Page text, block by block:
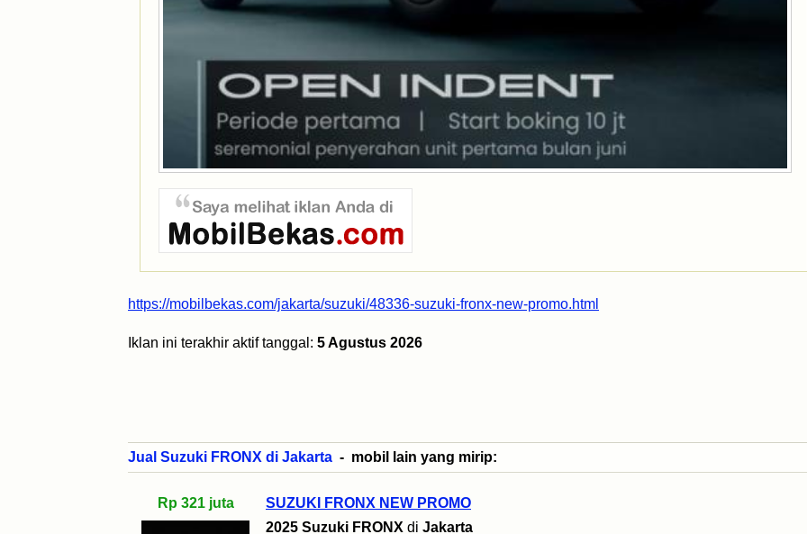
https://mobilbekas.com/jakarta/suzuki/48336-suzuki-fronx-new-promo.html
Iklan ini terakhir aktif tanggal: 5 Agustus 2026
Jual Suzuki FRONX di Jakarta - mobil lain yang mirip:
Rp 321 juta
SUZUKI FRONX NEW PROMO
2025 Suzuki FRONX di Jakarta